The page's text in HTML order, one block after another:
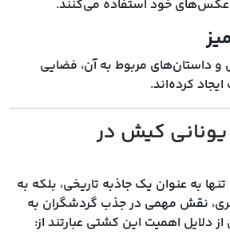
خود استفاده می‌کنند.
و داستان‌های مربوط به آن، فضایی
کرده‌اند.
کیش در
به عنوان یک جاذبه تاریخی، بلکه به
نقش مهمی در جذب گردشگران به
دلایل اهمیت این کشتی عبارتند از: